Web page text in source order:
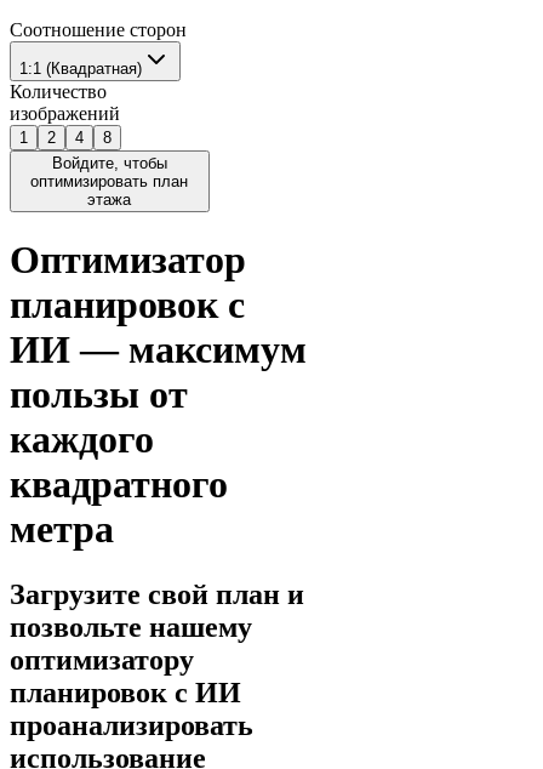
Соотношение сторон
1:1 (Квадратная)
Количество
изображений
1 2 4
8
Войдите, чтобы
оптимизировать план
этажа
Оптимизатор
планировок с
ИИ — максимум
пользы от
каждого
квадратного
метра
Загрузите свой план и
позвольте нашему
оптимизатору
планировок с ИИ
проанализировать
использование